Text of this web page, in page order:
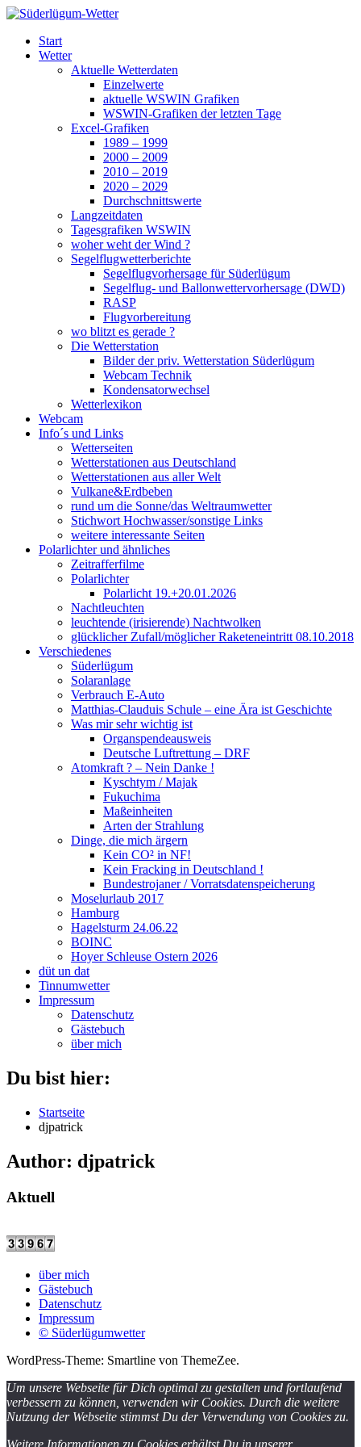
Zum
springen
Süderlügum-Wetter
Start
Wetter
Aktuelle Wetterdaten
Einzelwerte
aktuelle WSWIN Grafiken
WSWIN-Grafiken der letzten Tage
Excel-Grafiken
1989 – 1999
2000 – 2009
2010 – 2019
2020 – 2029
Durchschnittswerte
Langzeitdaten
Tagesgrafiken WSWIN
woher weht der Wind ?
Segelflugwetterberichte
Segelflugvorhersage für Süderlügum
Segelflug- und Ballonwettervorhersage (DWD)
RASP
Flugvorbereitung
wo blitzt es gerade ?
Die Wetterstation
Bilder der priv. Wetterstation Süderlügum
Webcam Technik
Kondensatorwechsel
Wetterlexikon
Webcam
Info´s und Links
Wetterseiten
Wetterstationen aus Deutschland
Wetterstationen aus aller Welt
Vulkane&Erdbeben
rund um die Sonne/das Weltraumwetter
Stichwort Hochwasser/sonstige Links
weitere interessante Seiten
Polarlichter und ähnliches
Zeitrafferfilme
Polarlichter
Polarlicht 19.+20.01.2026
Nachtleuchten
leuchtende (irisierende) Nachtwolken
glücklicher Zufall/möglicher Raketeneintritt 08.10.2018
Verschiedenes
Süderlügum
Solaranlage
Verbrauch E-Auto
Matthias-Clauduis Schule – eine Ära ist Geschichte
Was mir sehr wichtig ist
Organspendeausweis
Deutsche Luftrettung – DRF
Atomkraft ? – Nein Danke !
Kyschtym / Majak
Fukuchima
Maßeinheiten
Arten der Strahlung
Dinge, die mich ärgern
Kein CO² in NF!
Kein Fracking in Deutschland !
Bundestrojaner / Vorratsdatenspeicherung
Moselurlaub 2017
Hamburg
Hagelsturm 24.06.22
BOINC
Hoyer Schleuse Ostern 2026
düt un dat
Tinnumwetter
Impressum
Datenschutz
Gästebuch
über mich
Du bist hier:
Startseite
djpatrick
Author: djpatrick
Aktuell
über mich
Gästebuch
Datenschutz
Impressum
© Süderlügumwetter
WordPress-Theme: Smartline von ThemeZee.
Um unsere Webseite für Dich optimal zu gestalten und fortlaufend
verbessern zu können, verwenden wir Cookies. Durch die weitere
Nutzung der Webseite stimmst Du der Verwendung von Cookies zu.